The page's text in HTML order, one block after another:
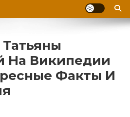
На Википедии
Факты И